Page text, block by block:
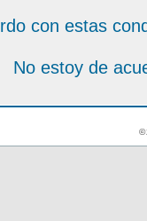
con estas
No estoy de
©